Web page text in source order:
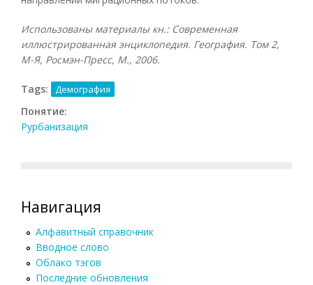
Использованы материалы кн.: Современная
иллюстрированная энциклопедия. География. Том 2,
М-Я, Росмэн-Пресс, М., 2006.
Tags: Демография
Понятие:
Рурбанизация
Навигация
Алфавитный справочник
Вводное слово
Облако тэгов
Последние обновления